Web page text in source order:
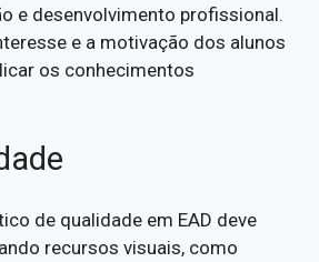
e desenvolvimento profissional.
e a motivação dos alunos
os conhecimentos
de qualidade em EAD deve
recursos visuais, como